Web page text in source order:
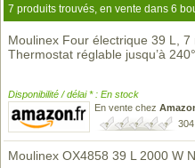
7 produits trouvés, en vente dans 6
Moulinex Four électrique 39 L,
Thermostat réglable jusqu’à
Disponibilité / délai * : En stock
En vente chez
Moulinex OX4858 39 L 2000 W